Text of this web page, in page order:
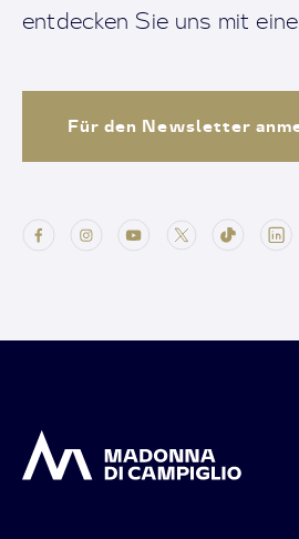
entdecken Sie uns mit
Für den Newsletter